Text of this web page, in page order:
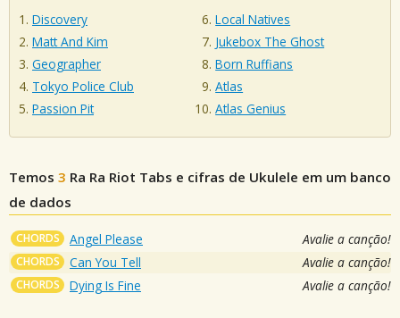
Discovery
Matt And Kim
Geographer
Tokyo Police Club
Passion Pit
Local Natives
Jukebox The Ghost
Born Ruffians
Atlas
Atlas Genius
Temos 3 Ra Ra Riot Tabs e cifras de Ukulele em um banco
de dados
CHORDS Angel Please Avalie a canção!
CHORDS Can You Tell Avalie a canção!
CHORDS Dying Is Fine Avalie a canção!